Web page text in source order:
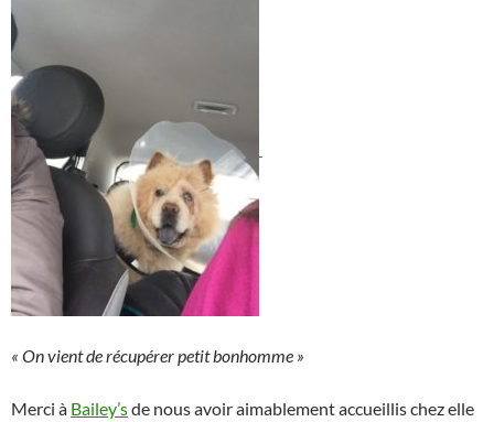
« On vient de récupérer petit bonhomme »
Merci à Bailey’sde nous avoir aimablement accueillis chez elle